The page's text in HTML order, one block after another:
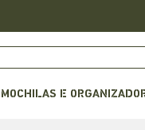
MOCHILAS E